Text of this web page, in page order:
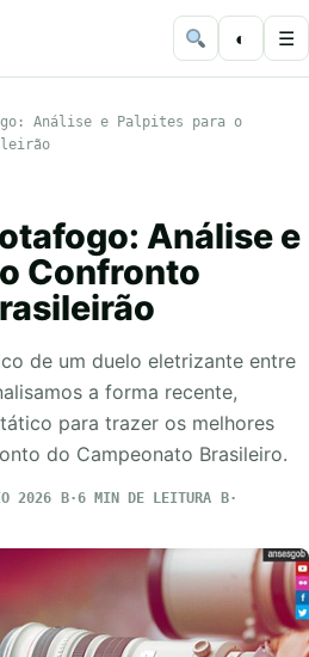
◐ ☰
Análise e Palpites para o
Análise e
Confronto
de um duelo eletrizante entre
a forma recente,
para trazer os melhores
do Campeonato Brasileiro.
2026
6 MIN DE LEITURA